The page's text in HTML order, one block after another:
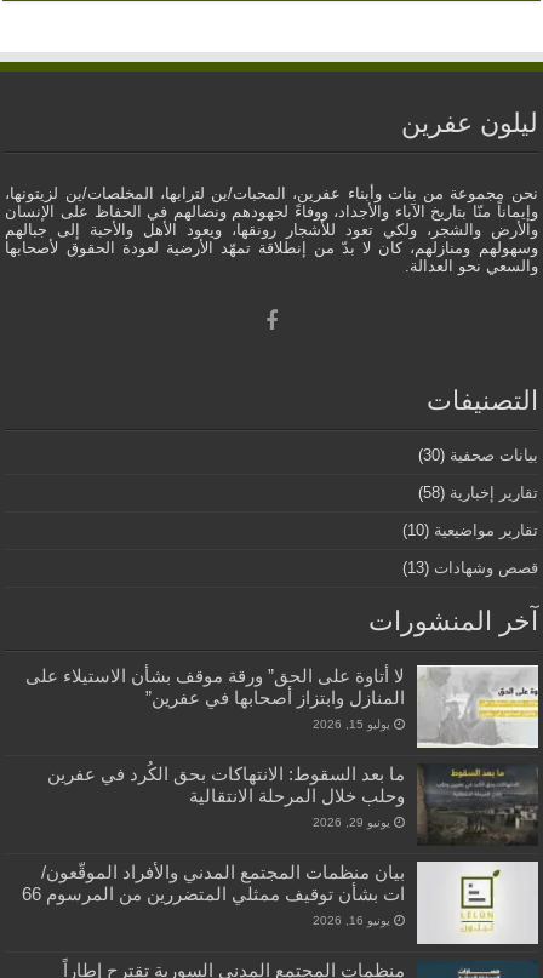
ليلون عفرين
نحن مجموعة من بنات وأبناء عفرين، المحبات/ين لترابها، المخلصات/ين لزيتونها،
وإيماناً منّا بتاريخ الآباء والأجداد، ووفاءً لجهودهم ونضالهم في الحفاظ على الإنسان
والأرض والشجر، ولكي تعود للأشجار رونقها، ويعود الأهل والأحبة إلى جبالهم
وسهولهم ومنازلهم، كان لا بدّ من إنطلاقة تمهّد الأرضية لعودة الحقوق لأصحابها
والسعي نحو العدالة.
التصنيفات
بيانات صحفية (30)
تقارير إخبارية (58)
تقارير مواضيعية (10)
قصص وشهادات (13)
آخر المنشورات
لا أتاوة على الحق” ورقة موقف بشأن الاستيلاء على
المنازل وابتزاز أصحابها في عفرين”
يوليو 15, 2026
ما بعد السقوط: الانتهاكات بحق الكُرد في عفرين
وحلب خلال المرحلة الانتقالية
يونيو 29, 2026
بيان منظمات المجتمع المدني والأفراد الموقّعون/
ات بشأن توقيف ممثلي المتضررين من المرسوم 66
يونيو 16, 2026
منظمات المجتمع المدني السورية تقترح إطاراً